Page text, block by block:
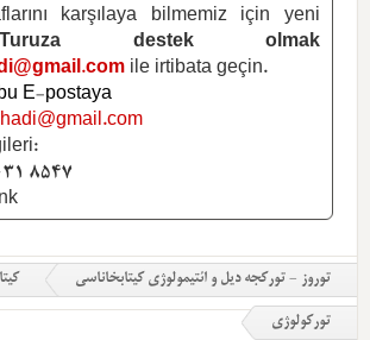
karşılaya bilmemiz için yeni
Turuza destek olmak
ile irtibata geçin.
bu E-postaya
8547
توروز - تورکجه دیل و ائتیمولوژی کیتابخاناسی
تورکولوژی